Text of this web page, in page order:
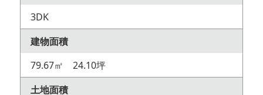
3DK
建物面積
79.67㎡ 24.10坪
土地面積